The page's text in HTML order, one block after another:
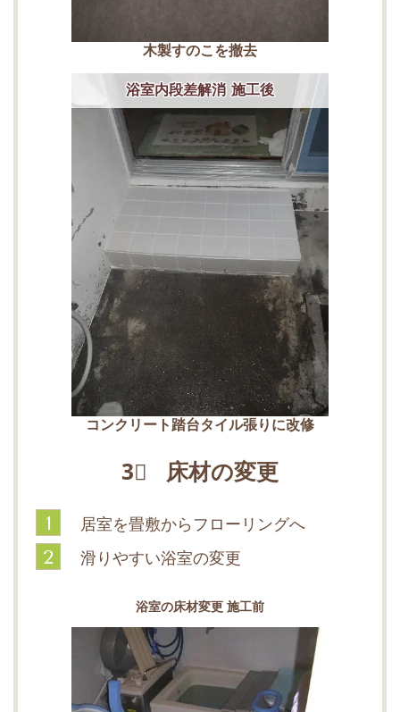
木製すのこを撤去
浴室内段差解消 施工後
コンクリート踏台タイル張りに改修
3⃣ 床材の変更
1 居室を畳敷からフローリングへ
2 滑りやすい浴室の変更
浴室の床材変更 施工前